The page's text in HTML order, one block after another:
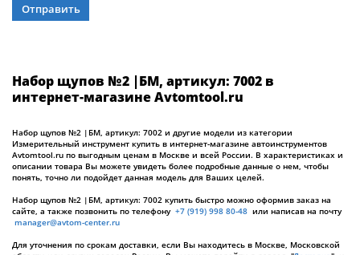
Отправить
Набор щупов №2 |БМ, артикул: 7002 в
интернет-магазине Avtomtool.ru
Набор щупов №2 |БМ, артикул: 7002 и другие модели из категории
Измерительный инструмент купить в интернет-магазине автоинструментов
Avtomtool.ru по выгодным ценам в Москве и всей России. В характеристиках и
описании товара Вы можете увидеть более подробные данные о нем, чтобы
понять, точно ли подойдет данная модель для Ваших целей.
Набор щупов №2 |БМ, артикул: 7002 купить быстро можно оформив заказ на
сайте, а также позвонить по телефону +7 (919) 998 80-48 или написав на почту
manager@avtom-center.ru
Для уточнения по срокам доставки, если Вы находитесь в Москве, Московской